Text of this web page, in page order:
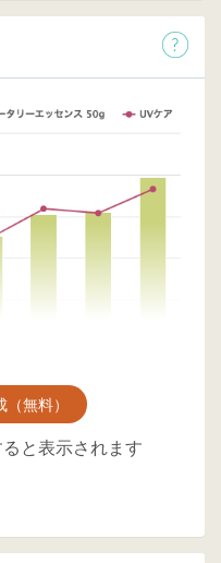
無料）
と表示されます